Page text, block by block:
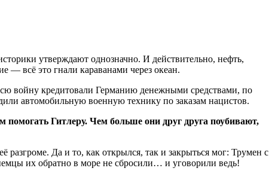
утверждают однозначно. И действительно, нефть,
— всё это гнали караванами через океан.
войну кредитовали Германию денежными средствами, по
автомобильную военную технику по заказам нацистов.
Гитлеру. Чем больше они друг друга поубивают,
Да и то, как открылся, так и закрыться мог: Трумен с
их обратно в море не сбросили… и уговорили ведь!